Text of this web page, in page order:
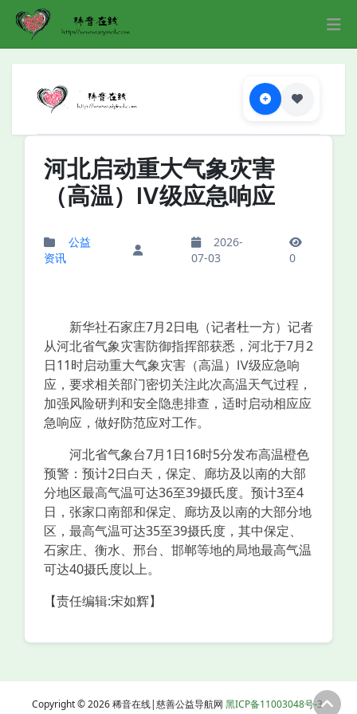
河北启动重大气象灾害
（高温）Ⅳ级应急响应
公益
资讯
2026-
07-03
0
新华社石家庄7月2日电（记者杜一方）记者
从河北省气象灾害防御指挥部获悉，河北于7月2
日11时启动重大气象灾害（高温）Ⅳ级应急响
应，要求相关部门密切关注此次高温天气过程，
加强风险研判和安全隐患排查，适时启动相应应
急响应，做好防范应对工作。
河北省气象台7月1日16时5分发布高温橙色
预警：预计2日白天，保定、廊坊及以南的大部
分地区最高气温可达36至39摄氏度。预计3至4
日，张家口南部和保定、廊坊及以南的大部分地
区，最高气温可达35至39摄氏度，其中保定、
石家庄、衡水、邢台、邯郸等地的局地最高气温
可达40摄氏度以上。
【责任编辑:宋如辉】
Copyright © 2026 稀音在线|慈善公益导航网 黑ICP备11003048号-3